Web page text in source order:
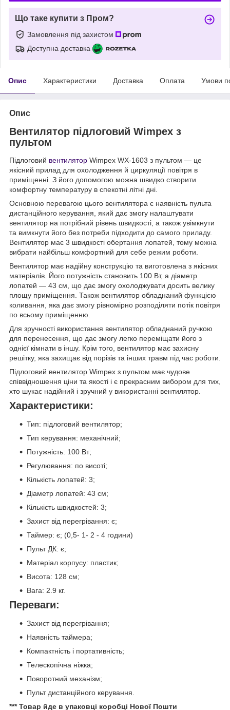
Що таке купити з Пром?
Замовлення під захистом
Доступна доставка
Опис Характеристики Доставка Оплата Умови
Опис
Вентилятор підлоговий Wimpex з
пультом
Підлоговий вентилятор Wimpex WX-1603 з пультом — це
якісний прилад для охолодження й циркуляції повітря в
приміщенні. З його допомогою можна швидко створити
комфортну температуру в спекотні літні дні.
Основною перевагою цього вентилятора є наявність пульта
дистанційного керування, який дає змогу налаштувати
вентилятор на потрібний рівень швидкості, а також увімкнути
та вимкнути його без потреби підходити до самого приладу.
Вентилятор має 3 швидкості обертання лопатей, тому можна
вибрати найбільш комфортний для себе режим роботи.
Вентилятор має надійну конструкцію та виготовлена з якісних
матеріалів. Його потужність становить 100 Вт, а діаметр
лопатей — 43 см, що дає змогу охолоджувати досить велику
площу приміщення. Також вентилятор обладнаний функцією
коливання, яка дає змогу рівномірно розподіляти потік повітря
по всьому приміщенню.
Для зручності використання вентилятор обладнаний ручкою
для перенесення, що дає змогу легко переміщати його з
однієї кімнати в іншу. Крім того, вентилятор має захисну
решітку, яка захищає від порізів та інших травм під час роботи.
Підлоговий вентилятор Wimpex з пультом має чудове
співвідношення ціни та якості і є прекрасним вибором для тих,
хто шукає надійний і зручний у використанні вентилятор.
Характеристики:
Тип: підлоговий вентилятор;
Тип керування: механічний;
Потужність: 100 Вт;
Регулювання: по висоті;
Кількість лопатей: 3;
Діаметр лопатей: 43 см;
Кількість швидкостей: 3;
Захист від перегрівання: є;
Таймер: є; (0,5- 1- 2 - 4 години)
Пульт ДК: є;
Матеріал корпусу: пластик;
Висота: 128 см;
Вага: 2.9 кг.
Переваги:
Захист від перегрівання;
Наявність таймера;
Компактність і портативність;
Телескопічна ніжка;
Поворотний механізм;
Пульт дистанційного керування.
*** Товар йде в упаковці коробці Нової Пошти